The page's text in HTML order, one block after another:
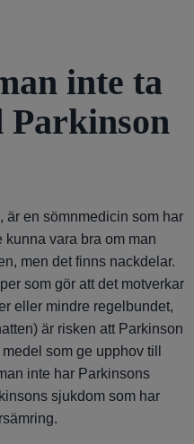
inte ta
Parkinson
är en sömnmedicin som har
vara bra om man
men det finns nackdelar.
som gör att det motverkar
eller mindre regelbundet,
är risken att Parkinson
som ge upphov till
inte har Parkinsons
sjukdom som har